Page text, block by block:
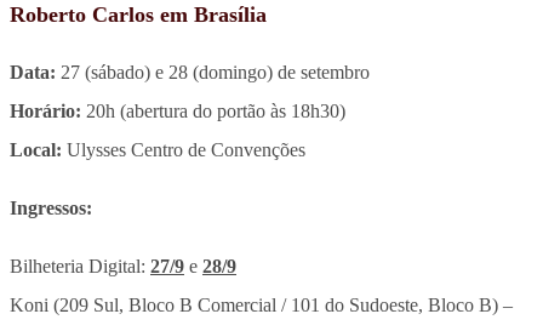
Roberto Carlos em Brasília
Data: 27 (sábado) e 28 (domingo) de setembro
Horário: 20h (abertura do portão às 18h30)
Local: Ulysses Centro de Convenções
Ingressos:
Bilheteria Digital: 27/9 e 28/9
Koni (209 Sul, Bloco B Comercial / 101 do Sudoeste, Bloco B) –